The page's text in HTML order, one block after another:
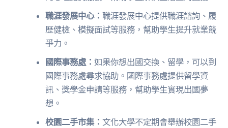
職涯發展中心：職涯發展中心提供職涯諮詢、履
歷健檢、模擬面試等服務，幫助學生提升就業競
爭力。
國際事務處：如果你想出國交換、留學，可以到
國際事務處尋求協助。國際事務處提供留學資
訊、獎學金申請等服務，幫助學生實現出國夢
想。
校園二手市集：文化大學不定期會舉辦校園二手